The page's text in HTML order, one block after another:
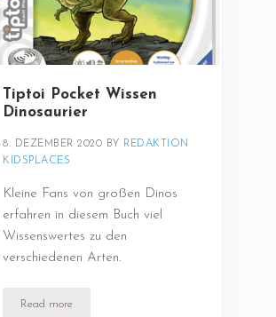
Tiptoi Pocket Wissen
Dinosaurier
8. DEZEMBER 2020 BY REDAKTION
KIDSPLACES
Kleine Fans von großen Dinos
erfahren in diesem Buch viel
Wissenswertes zu den
verschiedenen Arten.
Read moreTiptoi Pocket Wissen Dinosaurier